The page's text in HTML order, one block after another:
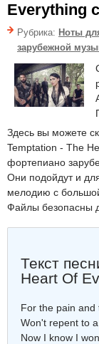
Everything
Рубрика: Ноты
зарубежной
Здесь вы можете
Temptation - The
фортепиано
Они подойдут и
мелодию с
Файлы безопасны
Текст
Heart Of
For the pain and
Won't repent to
Now I know I